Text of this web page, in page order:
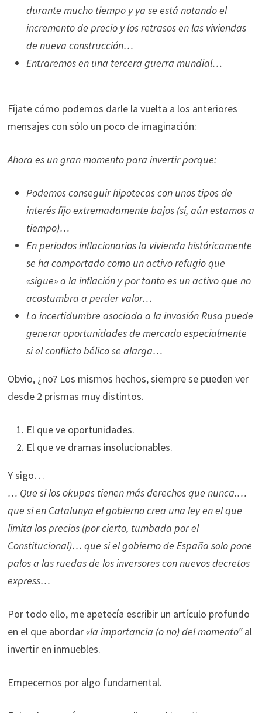
durante mucho tiempo y ya se está notando el
incremento de precio y los retrasos en las viviendas
de nueva construcción…
Entraremos en una tercera guerra mundial…
Fíjate cómo podemos darle la vuelta a los anteriores
mensajes con sólo un poco de imaginación:
Ahora es un gran momento para invertir porque:
Podemos conseguir hipotecas con unos tipos de
interés fijo extremadamente bajos (sí, aún estamos a
tiempo)…
En periodos inflacionarios la vivienda históricamente
se ha comportado como un activo refugio que
«sigue» a la inflación y por tanto es un activo que no
acostumbra a perder valor…
La incertidumbre asociada a la invasión Rusa puede
generar oportunidades de mercado especialmente
si el conflicto bélico se alarga…
Obvio, ¿no? Los mismos hechos, siempre se pueden ver
desde 2 prismas muy distintos.
El que ve oportunidades.
El que ve dramas insolucionables.
Y sigo…
… Que si los okupas tienen más derechos que nunca.…
que si en Catalunya el gobierno crea una ley en el que
limita los precios (por cierto, tumbada por el
Constitucional)… que si el gobierno de España solo pone
palos a las ruedas de los inversores con nuevos decretos
express…
Por todo ello, me apetecía escribir un artículo profundo
en el que abordar«la importancia (o no) del momento”al
invertir en inmuebles.
Empecemos por algo fundamental.